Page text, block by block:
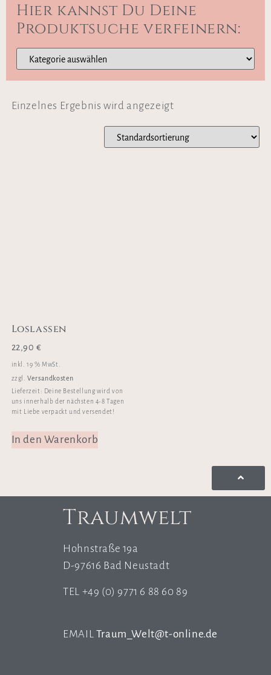
Hier kannst Du Deine
Produktsuche verfeinern:
Einzelnes Ergebnis wird angezeigt
Loslassen
22,90€
inkl. 19 % MwSt.
zzgl.Versandkosten
Lieferzeit: Deine Bestellung wird von
uns innerhalb der nächsten 4-8 Tagen
mit Liebe verpackt und versendet!
In den Warenkorb
Traumwelt
Hohnstraße 19a
D-97616 Bad Neustadt
TEL +49 (0) 9771 6 88 60 89
EMAIL Traum_Welt@t-online.de